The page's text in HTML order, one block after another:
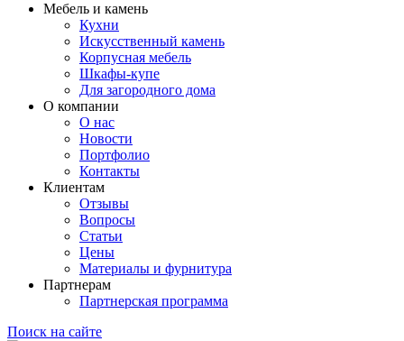
Мебель и камень
Кухни
Искусственный камень
Корпусная мебель
Шкафы-купе
Для загородного дома
О компании
О нас
Новости
Портфолио
Контакты
Клиентам
Отзывы
Вопросы
Статьи
Цены
Материалы и фурнитура
Партнерам
Партнерская программа
Поиск на сайте